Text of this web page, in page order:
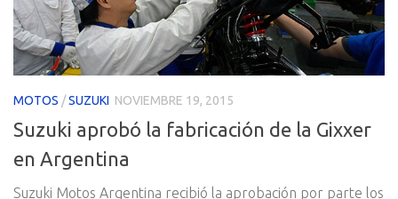
MOTOS /SUZUKI NOVIEMBRE 19, 2015
Suzuki aprobó la fabricación de la Gixxer
en Argentina
Suzuki Motos Argentina recibió la aprobación por parte los